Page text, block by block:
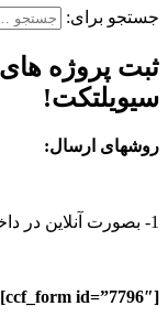
جستجو برای:
ثبت پروژه
سیویلتکت!
روشهای ارسال:
1- بصورت آنلاین در داخل سایت:
[ccf_form id=”7796″]